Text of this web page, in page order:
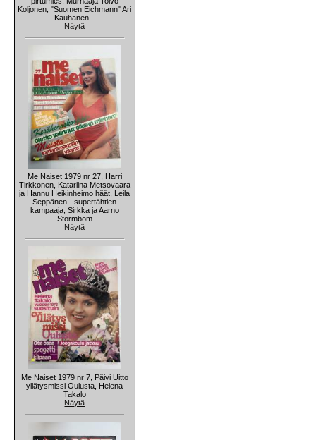
Koljonen, "Suomen Eichmann" Ari
Kauhanen...
Näytä
Me Naiset 1979 nr 27, Harri
Tirkkonen, Katariina Metsovaara
ja Hannu Heikinheimo häät, Leila
Seppänen - supertähtien
kampaaja, Sirkka ja Aarno
Stormbom
Näytä
Me Naiset 1979 nr 7, Päivi Uitto
yllätysmissi Oulusta, Helena
Takalo
Näytä